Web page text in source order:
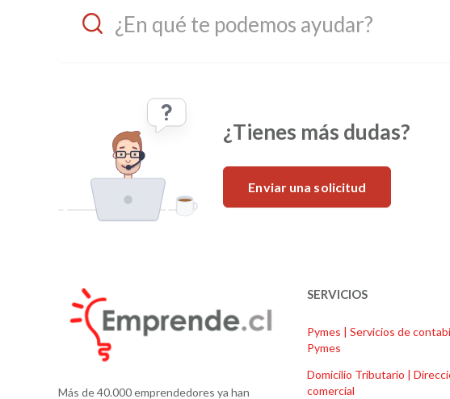
¿Tienes más dudas?
Enviar una solicitud
Más de 40.000 emprendedores ya han
SERVICIOS
Pymes | Servicios de
Pymes
Domicilio Tributario |
comercial